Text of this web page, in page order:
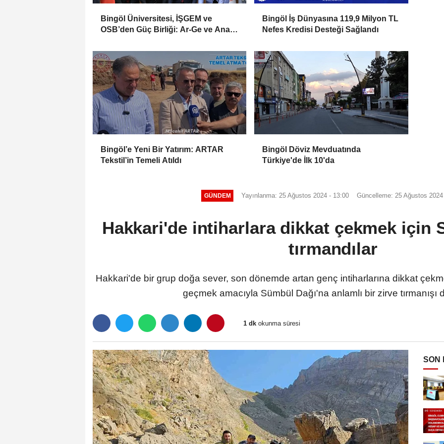
Bingöl Üniversitesi, İŞGEM ve
OSB’den Güç Birliği: Ar-Ge ve Analiz
Bingöl İş Dünyasına 119,9 Milyon TL
Nefes Kredisi Desteği Sağlandı
Bingöl’e Yeni Bir Yatırım: ARTAR
Tekstil’in Temeli Atıldı
Bingöl Döviz Mevduatında
Türkiye'de İlk 10'da
GÜNDEM Yayınlanma: 25 Ağustos 2024 - 13:00 Güncelleme: 25 Ağustos
Hakkari'de intiharlara dikkat çekmek için
tırmandılar
Hakkari'de bir grup doğa sever, son dönemde artan genç intiharlarına dikkat
geçmek amacıyla Sümbül Dağı'na anlamlı bir zirve tırmanışı
1 dk okunma süresi
SON